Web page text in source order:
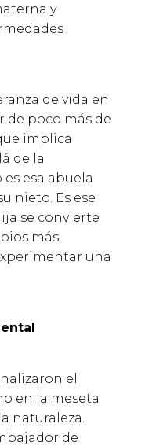
y
de vida en
de poco más de
implica
de la
esa abuela
nieto. Es ese
se convierte
más
una
el
en la meseta
naturaleza.
de